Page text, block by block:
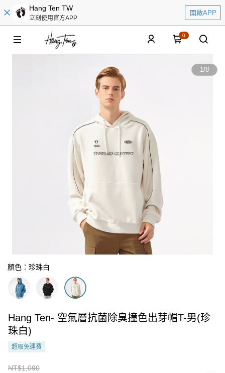
Hang Ten TW
立刻使用官方APP
開啟APP
0
1/8
顏色：珍珠白
Hang Ten- 空氣層抗菌除臭撞色出芽帽T-男(珍
珠白)
超取免運費
NT$1,090